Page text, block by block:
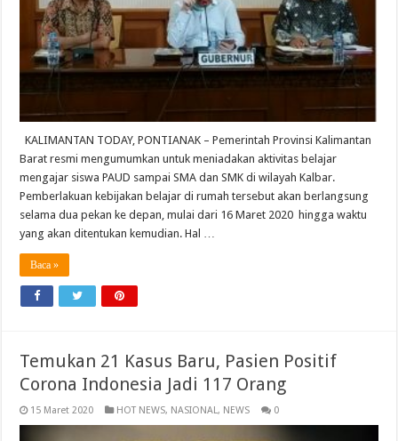
KALIMANTAN TODAY, PONTIANAK – Pemerintah Provinsi Kalimantan
Barat resmi mengumumkan untuk meniadakan aktivitas belajar
mengajar siswa PAUD sampai SMA dan SMK di wilayah Kalbar.
Pemberlakuan kebijakan belajar di rumah tersebut akan berlangsung
selama dua pekan ke depan, mulai dari 16 Maret 2020 hingga waktu
yang akan ditentukan kemudian. Hal …
Baca »
Temukan 21 Kasus Baru, Pasien Positif
Corona Indonesia Jadi 117 Orang
15 Maret 2020 HOT NEWS, NASIONAL, NEWS 0